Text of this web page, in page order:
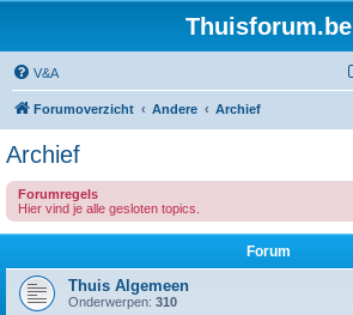
Thuisforum.be
V&A
Forumoverzicht Andere Archief
Archief
Forumregels
Hier vind je alle gesloten topics.
Forum
Thuis Algemeen
Onderwerpen: 310